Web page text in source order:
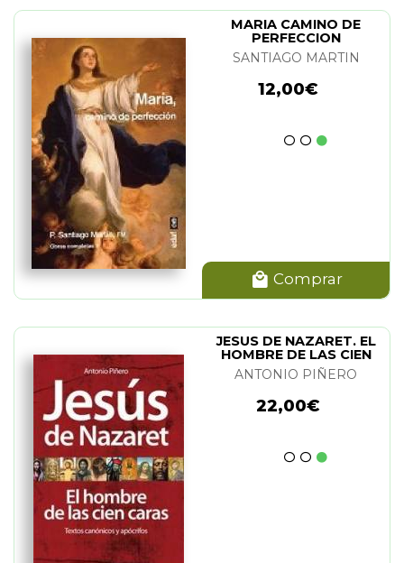
MARIA CAMINO DE
PERFECCION
SANTIAGO MARTIN
12,00€
Comprar
JESUS DE NAZARET. EL
HOMBRE DE LAS CIEN
CARAS
ANTONIO PIÑERO
22,00€